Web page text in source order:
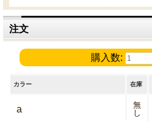
注文
購入数:
カラー 在庫
a
無
し